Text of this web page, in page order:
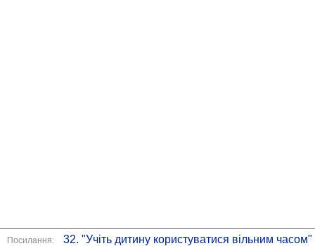
Посилання:
32. "Учіть дитину користуватися вільним часом"